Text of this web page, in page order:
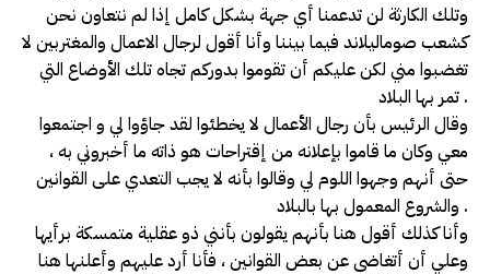
وتلك الكارثة لن تدعمنا أي جهة بشكل كامل إذا لم نتعاون نحن
كشعب صوماليلاند فيما بيننا وأنا أقول لرجال الاعمال والمغتربين لا
تغضبوا مني لكن عليكم أن تقوموا بدوركم تجاه تلك الأوضاع التي
تمر بها البلاد .
وقال الرئيس بأن رجال الأعمال لا يخطئوا لقد جاؤوا لي و اجتمعوا
معي وكان ما قاموا بإعلانه من إقتراحات هو ذاته ما أخبروني به ،
حتى أنهم وجهوا اللوم لي وقالوا بأنه لا يجب التعدي على القوانين
والشروع المعمول بها بالبلاد .
وأنا كذلك أقول هنا بأنهم يقولون بأنني ذو عقلية متمسكة برأيها
وعلي أن أتغاضى عن بعض القوانين ، فأنا أرد عليهم وأعلنها هنا